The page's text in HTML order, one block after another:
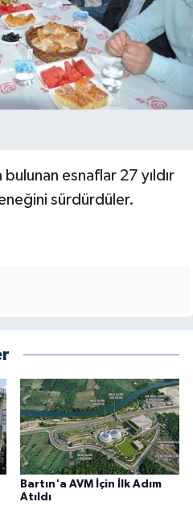
esnaflar 27 yıldır
sürdürdüler.
Bartın'a AVM İçin İlk Adım
Atıldı